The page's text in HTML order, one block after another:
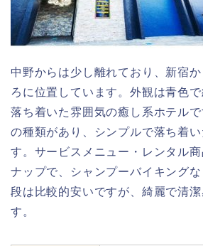
中野からは少し離れており、新宿
ろに位置しています。外観は青色で
落ち着いた雰囲気の癒し系ホテル
の種類があり、シンプルで落ち着
す。サービスメニュー・レンタル
ナップで、シャンプーバイキング
段は比較的安いですが、綺麗で清
す。